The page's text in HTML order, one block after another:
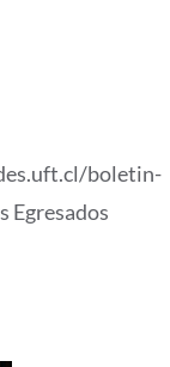
boletin-
Egresados